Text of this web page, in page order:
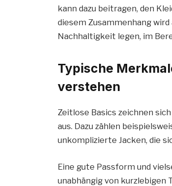
kann dazu beitragen, den
diesem Zusammenhang
Nachhaltigkeit legen, im
Typische
verstehen
Zeitlose Basics zeichnen
aus. Dazu zählen
unkomplizierte Jacken, die
Eine gute Passform und
unabhängig von